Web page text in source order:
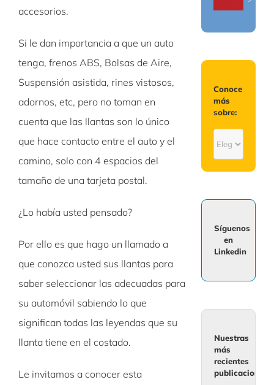
accesorios.
Si le dan importancia a que un auto
tenga, frenos ABS, Bolsas de Aire,
Suspensión asistida, rines vistosos,
adornos, etc, pero no toman en
cuenta que las llantas son lo único
que hace contacto entre el auto y el
camino, solo con 4 espacios del
tamaño de una tarjeta postal.
¿Lo había usted pensado?
Por ello es que hago un llamado a
que conozca usted sus llantas para
saber seleccionar las adecuadas para
su automóvil sabiendo lo que
significan todas las leyendas que su
llanta tiene en el costado.
Le invitamos a conocer esta
Conoce
más
sobre:
más
Síguenos
en
Linkedin
Nuestras
más
recientes
publicaciones